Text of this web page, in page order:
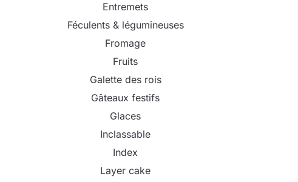
Entremets
Féculents & légumineuses
Fromage
Fruits
Galette des rois
Gâteaux festifs
Glaces
Inclassable
Index
Layer cake